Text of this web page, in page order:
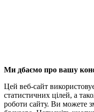
Ми дбаємо про вашу
Цей веб-сайт
статистичних цілей, а
роботи сайту. Ви можете